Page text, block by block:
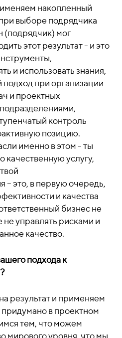
накопленный
выборе подрядчика
(подрядчик) мог
этот результат - и это
и использовать знания,
при организации
и проектных
контроль
позицию.
именно в этом - ты
качественную услугу,
– это, в первую очередь,
и качества
бизнес не
управлять рисками и
качество.
подхода к
результат и применяем
в проектном
тем, что можем
мирового уровня, что мы